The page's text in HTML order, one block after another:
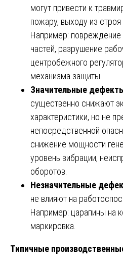
могут привести к
пожару, выходу из
Например: повреждение
частей, разрушение
центробежного
механизма защиты.
Значительные
существенно снижают
характеристики, но не
непосредственной
снижение мощности
уровень вибрации,
оборотов.
Незначительные
не влияют на
Например: царапины на
маркировка.
Типичные